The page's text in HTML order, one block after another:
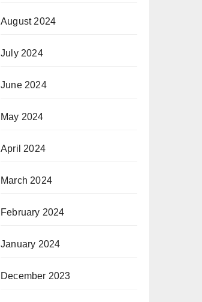
August 2024
July 2024
June 2024
May 2024
April 2024
March 2024
February 2024
January 2024
December 2023